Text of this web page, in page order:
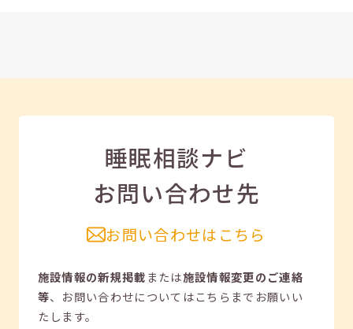
睡眠相談ナビ
お問い合わせ先
お問い合わせはこちら
施設情報の新規掲載または施設情報変更のご連絡
等、 お問い合わせについてはこちらまでお願いい
たします。